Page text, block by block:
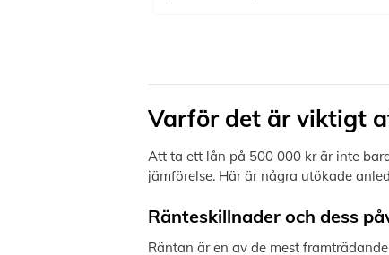
Varför det är viktigt
Att ta ett lån på 500 000 kr är inte
jämförelse. Här är några utökade
Ränteskillnader och dess
Räntan är en av de mest